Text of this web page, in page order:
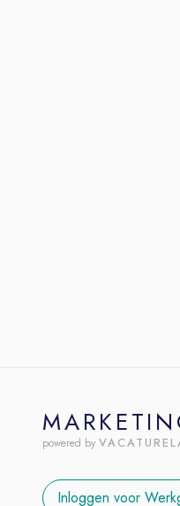
powered by
Inloggen voor